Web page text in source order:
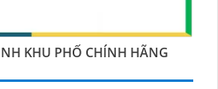
KHU PHỐ CHÍNH HÃNG